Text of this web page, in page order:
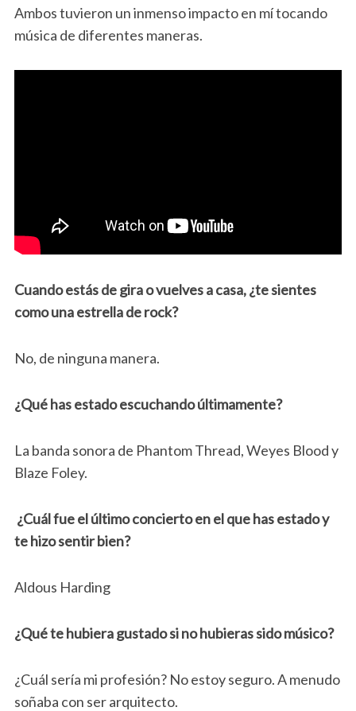
Ambos tuvieron un inmenso impacto en mí tocando
música de diferentes maneras.
Cuando estás de gira o vuelves a casa, ¿te sientes
como una estrella de rock?
No, de ninguna manera.
¿Qué has estado escuchando últimamente?
La banda sonora de Phantom Thread, Weyes Blood y
Blaze Foley.
¿Cuál fue el último concierto en el que has estado y
te hizo sentir bien?
Aldous Harding
¿Qué te hubiera gustado si no hubieras sido músico?
¿Cuál sería mi profesión? No estoy seguro. A menudo
soñaba con ser arquitecto.